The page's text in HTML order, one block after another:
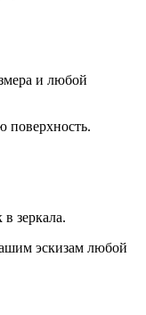
и любой
поверхность.
зеркала.
эскизам любой